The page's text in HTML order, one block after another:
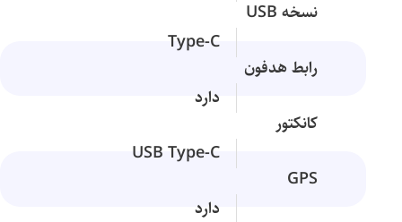
نسخه USB
Type-C
رابط هدفون
دارد
کانکتور
USB Type-C
GPS
دارد